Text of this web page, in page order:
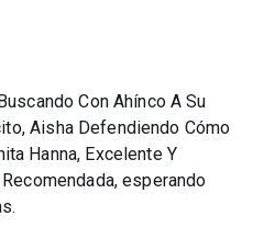
Con Ahínco A Su
Aisha Defendiendo Cómo
Hanna, Excelente Y
esperando